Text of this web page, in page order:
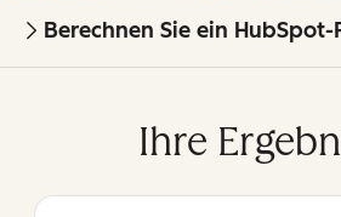
Berechnen Sie ein
Ihre